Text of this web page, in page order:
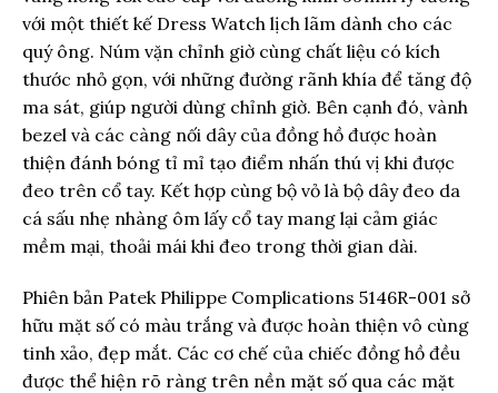
với một thiết kế Dress Watch lịch lãm dành cho các
quý ông. Núm vặn chỉnh giờ cùng chất liệu có kích
thước nhỏ gọn, với những đường rãnh khía để tăng độ
ma sát, giúp người dùng chỉnh giờ. Bên cạnh đó, vành
bezel và các càng nối dây của đồng hồ được hoàn
thiện đánh bóng tỉ mỉ tạo điểm nhấn thú vị khi được
đeo trên cổ tay. Kết hợp cùng bộ vỏ là bộ dây đeo da
cá sấu nhẹ nhàng ôm lấy cổ tay mang lại cảm giác
mềm mại, thoải mái khi đeo trong thời gian dài.
Phiên bản Patek Philippe Complications 5146R-001 sở
hữu mặt số có màu trắng và được hoàn thiện vô cùng
tinh xảo, đẹp mắt. Các cơ chế của chiếc đồng hồ đều
được thể hiện rõ ràng trên nền mặt số qua các mặt